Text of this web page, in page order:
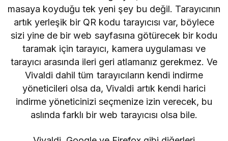
masaya koyduğu tek yeni şey bu değil. Tarayıcının
artık yerleşik bir QR kodu tarayıcısı var, böylece
sizi yine de bir web sayfasına götürecek bir kodu
taramak için tarayıcı, kamera uygulaması ve
tarayıcı arasında ileri geri atlamanız gerekmez. Ve
Vivaldi dahil tüm tarayıcıların kendi indirme
yöneticileri olsa da, Vivaldi artık kendi harici
indirme yöneticinizi seçmenize izin verecek, bu
aslında farklı bir web tarayıcısı olsa bile.